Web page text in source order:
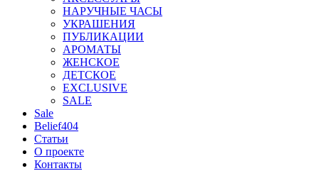
НАРУЧНЫЕ ЧАСЫ
УКРАШЕНИЯ
ПУБЛИКАЦИИ
АРОМАТЫ
ЖЕНСКОЕ
ДЕТСКОЕ
EXCLUSIVE
SALE
Sale
Belief404
Статьи
О проекте
Контакты